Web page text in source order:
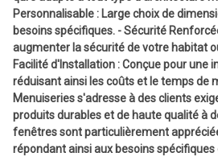
Personnalisable : Large choix de
besoins spécifiques. - Sécurité
augmenter la sécurité de votre habitat
Facilité d'Installation : Conçue pour une
réduisant ainsi les coûts et le temps de
Menuiseries s'adresse à des clients
produits durables et de haute qualité à
fenêtres sont particulièrement
répondant ainsi aux besoins